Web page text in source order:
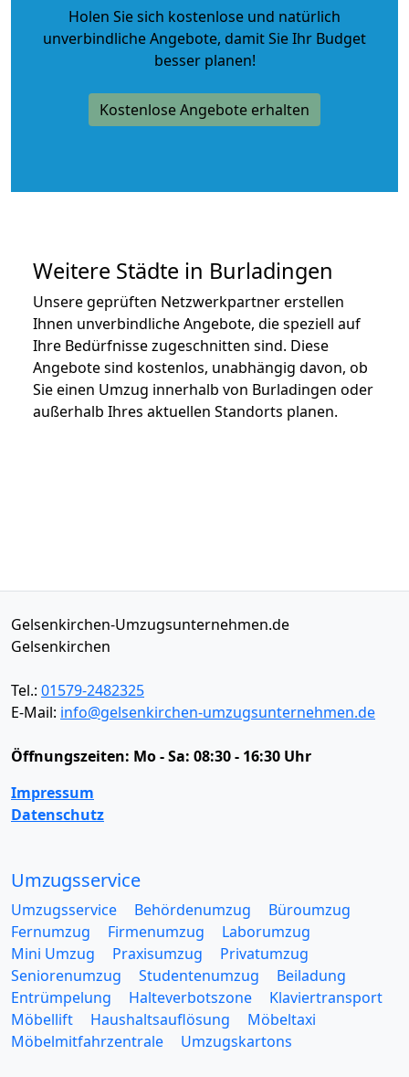
Holen Sie sich kostenlose und natürlich
unverbindliche Angebote, damit Sie Ihr Budget
besser planen!
Kostenlose Angebote erhalten
Weitere Städte in Burladingen
Unsere geprüften Netzwerkpartner erstellen
Ihnen unverbindliche Angebote, die speziell auf
Ihre Bedürfnisse zugeschnitten sind. Diese
Angebote sind kostenlos, unabhängig davon, ob
Sie einen Umzug innerhalb von Burladingen oder
außerhalb Ihres aktuellen Standorts planen.
Gelsenkirchen-Umzugsunternehmen.de
Gelsenkirchen
Tel.: 01579-2482325
E-Mail: info@gelsenkirchen-umzugsunternehmen.de
Öffnungszeiten: Mo - Sa: 08:30 - 16:30 Uhr
Impressum
Datenschutz
Umzugsservice
Umzugsservice Behördenumzug
Büroumzug
Fernumzug
Firmenumzug
Laborumzug
Mini Umzug
Praxisumzug
Privatumzug
Seniorenumzug
Studentenumzug
Beiladung
Entrümpelung
Halteverbotszone
Klaviertransport
Möbellift
Haushaltsauflösung
Möbeltaxi
Möbelmitfahrzentrale
Umzugskartons